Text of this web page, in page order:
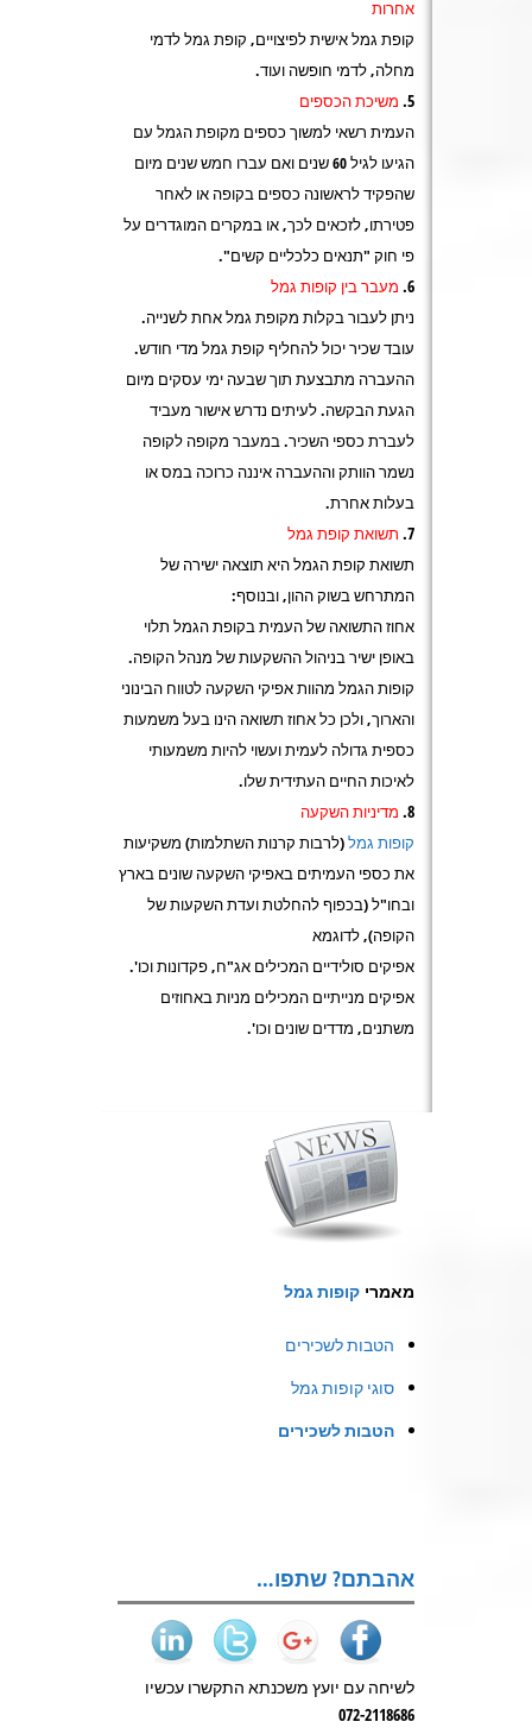
אחרות
קופת גמל אישית לפיצויים, קופת גמל לדמי
מחלה, לדמי חופשה ועוד.
משיכת הכספים
העמית רשאי למשוך כספים מקופת הגמל עם
הגיעו לגיל 60 שנים ואם עברו חמש שנים מיום
שהפקיד לראשונה כספים בקופה או לאחר
פטירתו, לזכאים לכך, או במקרים המוגדרים על
פי חוק "תנאים כלכליים קשים".
מעבר בין קופות גמל
ניתן לעבור בקלות מקופת גמל אחת לשנייה.
עובד שכיר יכול להחליף קופת גמל מדי חודש.
ההעברה מתבצעת תוך שבעה ימי עסקים מיום
הגעת הבקשה. לעיתים נדרש אישור מעביד
לעברת כספי השכיר. במעבר מקופה לקופה
נשמר הוותק וההעברה איננה כרוכה במס או
בעלות אחרת.
תשואת קופת גמל
תשואת קופת הגמל היא תוצאה ישירה של
המתרחש בשוק ההון, ובנוסף:
אחוז התשואה של העמית בקופת הגמל תלוי
באופן ישיר בניהול ההשקעות של מנהל הקופה.
קופות הגמל מהוות אפיקי השקעה לטווח הבינוני
והארוך, ולכן כל אחוז תשואה הינו בעל משמעות
כספית גדולה לעמית ועשוי להיות משמעותי
לאיכות החיים העתידית שלו.
מדיניות השקעה
קופות גמל(לרבות קרנות השתלמות) משקיעות
את כספי העמיתים באפיקי השקעה שונים בארץ
ובחו"ל (בכפוף להחלטת ועדת השקעות של
הקופה), לדוגמא
אפיקים סולידיים המכילים אג"ח, פקדונות וכו'.
אפיקים מנייתיים המכילים מניות באחוזים
משתנים, מדדים שונים וכו'.
מאמרי קופות גמל
הטבות לשכירים
סוגי קופות גמל
הטבות לשכירים
אהבתם? שתפו…
לשיחה עם יועץ משכנתא התקשרו עכשיו
072-2118686